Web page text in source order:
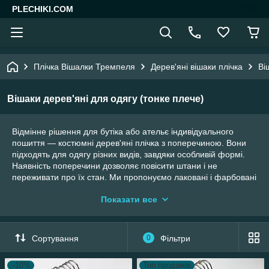
PLECHIKI.COM
Плічка Вішалки Тремпеля Дерев'яні вішаки плічка
Вішаки дерев'яні для одягу (тонке плече)
Відмінне рішення для бутіка або ательє індивідуального
пошиття — костюмні дерев'яні плічка з поперечиною. Вони
підходять для одягу різних видів, завдяки особливій формі.
Наявність поперечини дозволяє повісити штани і не
переживати про їх стан. Ми пропонуємо лаковані і фарбовані
чудовими експлуатаційними характеристиками, але і
Лаковані і фарбовані вішаки для одягу
Показати все
Сортування 0 Фільтри
–10% Топ продажів